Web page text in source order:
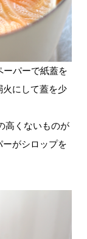
ーパーで紙蓋を
火にして蓋を少
高くないものが
ーがシロップを